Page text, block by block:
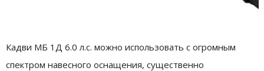
Кадви МБ 1Д 6.0 л.с. можно использовать с огромным
спектром навесного оснащения, существенно